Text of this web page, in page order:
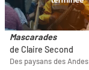
Mascarades
de Claire Second
Des paysans des Andes